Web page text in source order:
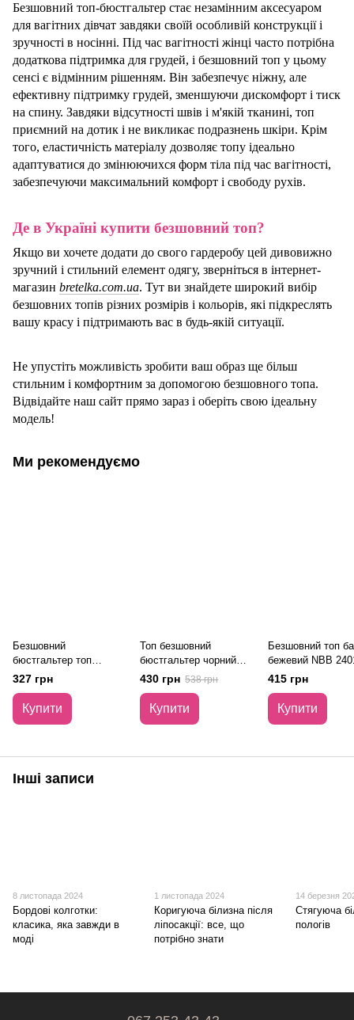
Безшовний топ-бюстгальтер стає незамінним аксесуаром
для вагітних дівчат завдяки своїй особливій конструкції і
зручності в носінні. Під час вагітності жінці часто потрібна
додаткова підтримка для грудей, і безшовний топ у цьому
сенсі є відмінним рішенням. Він забезпечує ніжну, але
ефективну підтримку грудей, зменшуючи дискомфорт і тиск
на спину. Завдяки відсутності швів і м'якій тканині, топ
приємний на дотик і не викликає подразнень шкіри. Крім
того, еластичність матеріалу дозволяє топу ідеально
адаптуватися до змінюючихся форм тіла під час вагітності,
забезпечуючи максимальний комфорт і свободу рухів.
Де в Україні купити безшовний топ?
Якщо ви хочете додати до свого гардеробу цей дивовижно
зручний і стильний елемент одягу, зверніться в інтернет-
магазин bretelka.com.ua. Тут ви знайдете широкий вибір
безшовних топів різних розмірів і кольорів, які підкреслять
вашу красу і підтримають вас в будь-якій ситуації.
Не упустіть можливість зробити ваш образ ще більш
стильним і комфортним за допомогою безшовного топа.
Відвідайте наш сайт прямо зараз і оберіть свою ідеальну
модель!
Ми рекомендуємо
Безшовний
бюстгальтер топ
бежевий Form Angel
5318 S/M
327 грн
Купити
Топ безшовний
бюстгальтер чорний
Emay 4011 S/M
430 грн 538 грн
Купити
Безшовний топ
бежевий NBB
415 грн
Купити
Інші записи
8 листопада 2024
Бордові колготки:
класика, яка завжди в
моді
1 листопада 2024
Коригуюча білизна після
ліпосакції: все, що
потрібно знати
14 березня
Стягуюча
пологів